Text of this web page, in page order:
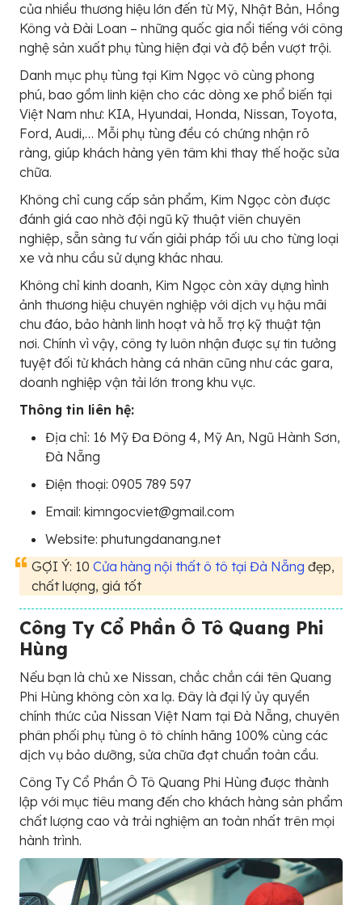
của nhiều thương hiệu lớn đến từ Mỹ, Nhật Bản, Hồng
Kông và Đài Loan – những quốc gia nổi tiếng với công
nghệ sản xuất phụ tùng hiện đại và độ bền vượt trội.
Danh mục phụ tùng tại Kim Ngọc vô cùng phong
phú, bao gồm linh kiện cho các dòng xe phổ biến tại
Việt Nam như: KIA, Hyundai, Honda, Nissan, Toyota,
Ford, Audi,… Mỗi phụ tùng đều có chứng nhận rõ
ràng, giúp khách hàng yên tâm khi thay thế hoặc sửa
chữa.
Không chỉ cung cấp sản phẩm, Kim Ngọc còn được
đánh giá cao nhờ đội ngũ kỹ thuật viên chuyên
nghiệp, sẵn sàng tư vấn giải pháp tối ưu cho từng loại
xe và nhu cầu sử dụng khác nhau.
Không chỉ kinh doanh, Kim Ngọc còn xây dựng hình
ảnh thương hiệu chuyên nghiệp với dịch vụ hậu mãi
chu đáo, bảo hành linh hoạt và hỗ trợ kỹ thuật tận
nơi. Chính vì vậy, công ty luôn nhận được sự tin tưởng
tuyệt đối từ khách hàng cá nhân cũng như các gara,
doanh nghiệp vận tải lớn trong khu vực.
Thông tin liên hệ:
Địa chỉ: 16 Mỹ Đa Đông 4, Mỹ An, Ngũ Hành Sơn,
Đà Nẵng
Điện thoại: 0905 789 597
Email: kimngocviet@gmail.com
Website: phutungdanang.net
GỢI Ý: 10 Cửa hàng nội thất ô tô tại Đà Nẵng đẹp,
chất lượng, giá tốt
Công Ty Cổ Phần Ô Tô Quang Phi
Hùng
Nếu bạn là chủ xe Nissan, chắc chắn cái tên Quang
Phi Hùng không còn xa lạ. Đây là đại lý ủy quyền
chính thức của Nissan Việt Nam tại Đà Nẵng, chuyên
phân phối phụ tùng ô tô chính hãng 100% cùng các
dịch vụ bảo dưỡng, sửa chữa đạt chuẩn toàn cầu.
Công Ty Cổ Phần Ô Tô Quang Phi Hùng được thành
lập với mục tiêu mang đến cho khách hàng sản phẩm
chất lượng cao và trải nghiệm an toàn nhất trên mọi
hành trình.